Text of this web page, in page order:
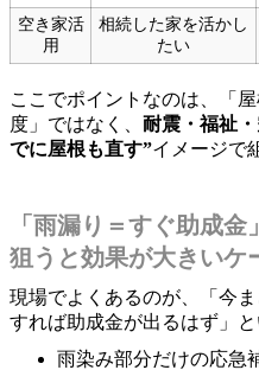
空き家活
用
相続した家を活かし
たい
ここでポイントなのは、「
度」ではなく、 耐震・福祉
でに屋根も直す”イメージで
「雨漏り＝すぐ助成
狙うと効果が大きいケ
現場でよくあるのが、「今
すれば助成金が出るはず」
雨染み部分だけの応急